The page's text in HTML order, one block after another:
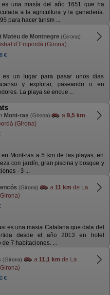
es una masía del año 1651 que ha
a la agricultura y la ganadería.
para hacer turism ...
Mateu de Montnegre (Girona)
d´Empordà (Girona)
€
es un lugar para pasar unos días
y explorar, paseando o en
La playa se encue ...
Mont-ras (Girona) a 9,5 km
(Girona)
Mont-ras a 5 km de las playas, en
con jardín, gran piscina y bosque y
- 3 ...
(Girona) a 11 km de La
es una masia Catalana que data del
desde el año 2013 en hotel
7 habitaciones. ...
(Girona) a 11,1 km de La
€